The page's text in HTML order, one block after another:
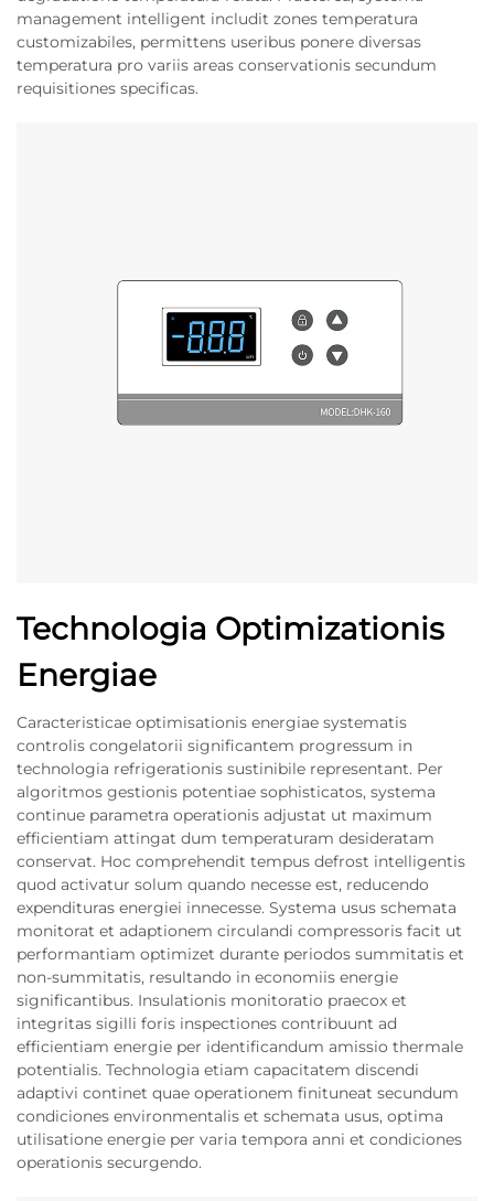
management intelligent includit zones temperatura
customizabiles, permittens useribus ponere diversas
temperatura pro variis areas conservationis secundum
requisitiones specificas.
Technologia Optimizationis
Energiae
Caracteristicae optimisationis energiae systematis
controlis congelatorii significantem progressum in
technologia refrigerationis sustinibile representant. Per
algoritmos gestionis potentiae sophisticatos, systema
continue parametra operationis adjustat ut maximum
efficientiam attingat dum temperaturam desideratam
conservat. Hoc comprehendit tempus defrost intelligentis
quod activatur solum quando necesse est, reducendo
expendituras energiei innecesse. Systema usus schemata
monitorat et adaptionem circulandi compressoris facit ut
performantiam optimizet durante periodos summitatis et
non-summitatis, resultando in economiis energie
significantibus. Insulationis monitoratio praecox et
integritas sigilli foris inspectiones contribuunt ad
efficientiam energie per identificandum amissio thermale
potentialis. Technologia etiam capacitatem discendi
adaptivi continet quae operationem finituneat secundum
condiciones environmentalis et schemata usus, optima
utilisatione energie per varia tempora anni et condiciones
operationis securgendo.